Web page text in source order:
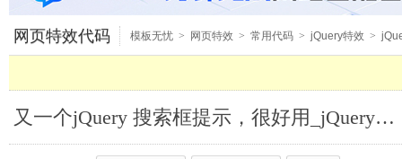
网页特效代码 模板无忧 > 网页特效 > 常用代码 > jQuery特效 >
表单特效 > jQuery搜索提示 >
又一个jQuery 搜索框提示，很好用_jQuery搜索提示